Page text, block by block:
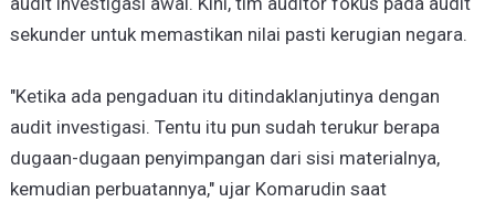
sekunder untuk memastikan nilai pasti kerugian negara.
"Ketika ada pengaduan itu ditindaklanjutinya dengan
audit investigasi. Tentu itu pun sudah terukur berapa
dugaan-dugaan penyimpangan dari sisi materialnya,
kemudian perbuatannya," ujar Komarudin saat